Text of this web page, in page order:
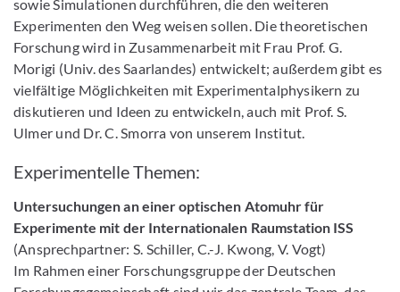
sowie Simulationen durchführen, die den weiteren
Experimenten den Weg weisen sollen. Die theoretischen
Forschung wird in Zusammenarbeit mit Frau Prof. G.
Morigi (Univ. des Saarlandes) entwickelt; außerdem gibt es
vielfältige Möglichkeiten mit Experimentalphysikern zu
diskutieren und Ideen zu entwickeln, auch mit Prof. S.
Ulmer und Dr. C. Smorra von unserem Institut.
Experimentelle Themen:
Untersuchungen an einer optischen Atomuhr für
Experimente mit der Internationalen Raumstation ISS
(Ansprechpartner: S. Schiller, C.-J. Kwong, V. Vogt)
Im Rahmen einer Forschungsgruppe der Deutschen